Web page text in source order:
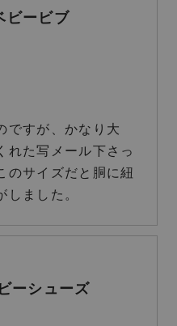
ビービブ
ですが、かなり大
れた写メール下さっ
のサイズだと胴に紐
しました。
ーシューズ